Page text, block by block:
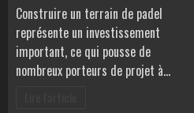
Construire un terrain de padel
représente un investissement
important, ce qui pousse de
nombreux porteurs de projet à…